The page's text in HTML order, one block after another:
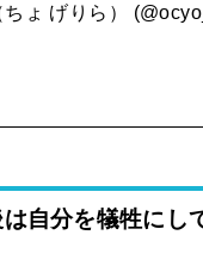
ょ げりら）
自分を犠牲にし